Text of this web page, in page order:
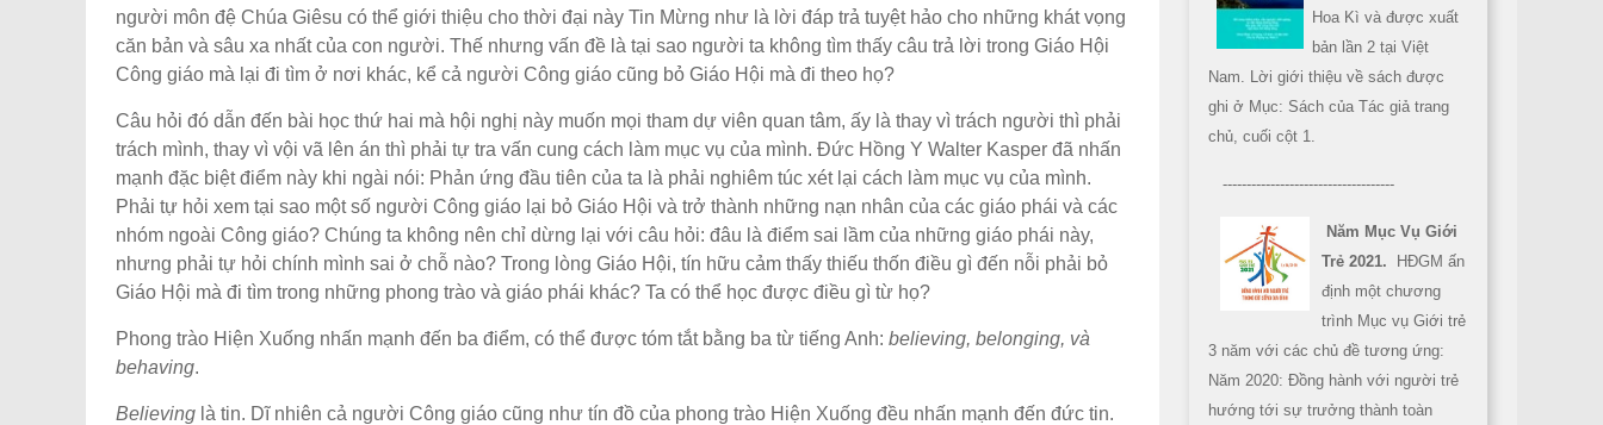
người môn đệ Chúa Giêsu có thể giới thiệu cho thời đại này Tin Mừng như là lời đáp trả tuyệt hảo cho những khát vọng
căn bản và sâu xa nhất của con người. Thế nhưng vấn đề là tại sao người ta không tìm thấy câu trả lời trong Giáo Hội
Công giáo mà lại đi tìm ở nơi khác, kể cả người Công giáo cũng bỏ Giáo Hội mà đi theo họ?
Câu hỏi đó dẫn đến bài học thứ hai mà hội nghị này muốn mọi tham dự viên quan tâm, ấy là thay vì trách người thì phải
trách mình, thay vì vội vã lên án thì phải tự tra vấn cung cách làm mục vụ của mình. Đức Hồng Y Walter Kasper đã nhấn
mạnh đặc biệt điểm này khi ngài nói: Phản ứng đầu tiên của ta là phải nghiêm túc xét lại cách làm mục vụ của mình.
Phải tự hỏi xem tại sao một số người Công giáo lại bỏ Giáo Hội và trở thành những nạn nhân của các giáo phái và các
nhóm ngoài Công giáo? Chúng ta không nên chỉ dừng lại với câu hỏi: đâu là điểm sai lầm của những giáo phái này,
nhưng phải tự hỏi chính mình sai ở chỗ nào? Trong lòng Giáo Hội, tín hữu cảm thấy thiếu thốn điều gì đến nỗi phải bỏ
Giáo Hội mà đi tìm trong những phong trào và giáo phái khác? Ta có thể học được điều gì từ họ?
Phong trào Hiện Xuống nhấn mạnh đến ba điểm, có thể được tóm tắt bằng ba từ tiếng Anh: believing, belonging, và
behaving.
Believing là tin. Dĩ nhiên cả người Công giáo cũng như tín đồ của phong trào Hiện Xuống đều nhấn mạnh đến đức tin.
Hoa Kì và được xuất
bản lần 2 tại Việt
Nam. Lời giới thiệu về sách được
ghi ở Mục: Sách của Tác giả trang
chủ, cuối cột 1.
------------------------------------
Năm Mục Vụ Giới
Trẻ 2021.
HĐGM ấn
định một chương
trình Mục vụ Giới trẻ
3 năm với các chủ đề tương ứng:
Năm 2020: Đồng hành với người trẻ
hướng tới sự trưởng thành toàn